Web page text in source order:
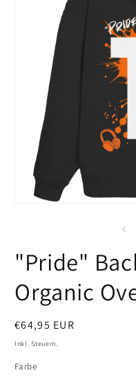
"Pride"
Organic
Normaler
Preis
€64,95 EUR
Inkl. Steuern.
Farbe